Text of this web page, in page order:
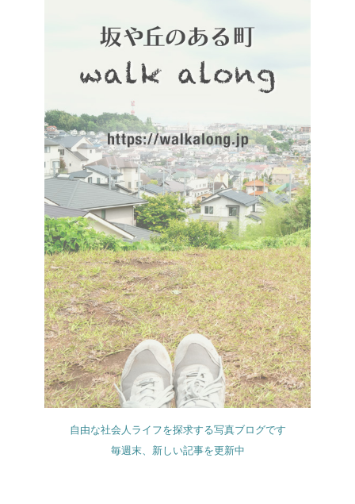
自由な社会人ライフを探求する写真ブログです
毎週末、新しい記事を更新中